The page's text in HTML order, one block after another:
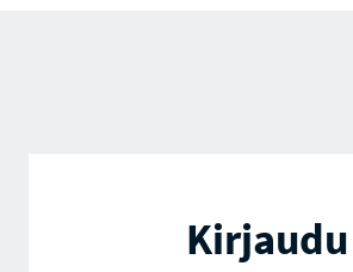
Kirjaudu